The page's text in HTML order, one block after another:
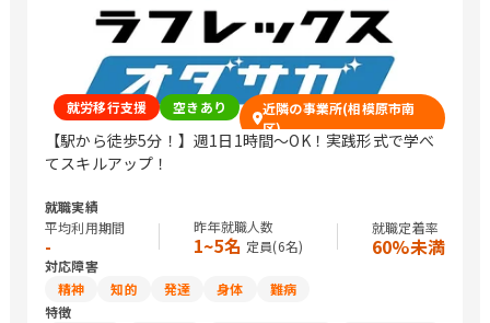
就労移行支援 空きあり
近隣の事業所(相模原市南
区)
【駅から徒歩5分！】週1日1時間～OK！実践形式で学べ
てスキルアップ！
就職実績
平均利用期間
-
昨年就職人数
1~5名 定員(6名)
就職定着率
60%未満
対応障害
精神
知的 発達 身体
難病
特徴